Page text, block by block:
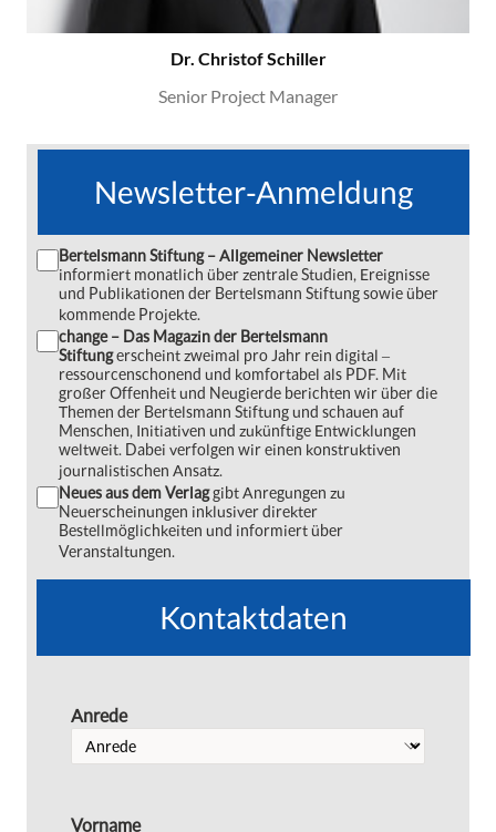
Dr. Christof Schiller
Senior Project Manager
Newsletter-Anmeldung
Bertelsmann Stiftung – Allgemeiner Newsletter
informiert monatlich über zentrale Studien, Ereignisse
und Publikationen der Bertelsmann Stiftung sowie über
kommende Projekte.
change – Das Magazin der Bertelsmann
Stiftungerscheint zweimal pro Jahr rein digital ‒
ressourcenschonend und komfortabel als PDF. Mit
großer Offenheit und Neugierde berichten wir über die
Themen der Bertelsmann Stiftung und schauen auf
Menschen, Initiativen und zukünftige Entwicklungen
weltweit. Dabei verfolgen wir einen konstruktiven
journalistischen Ansatz.
Neues aus dem Verlaggibt Anregungen zu
Neuerscheinungen inklusiver direkter
Bestellmöglichkeiten und informiert über
Veranstaltungen.
Kontaktdaten
Anrede
Vorname